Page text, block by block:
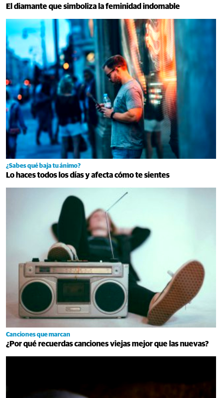
El diamante que simboliza la feminidad indomable
¿Sabes qué baja tu ánimo?
Lo haces todos los días y afecta cómo te sientes
Canciones que marcan
¿Por qué recuerdas canciones viejas mejor que las nuevas?